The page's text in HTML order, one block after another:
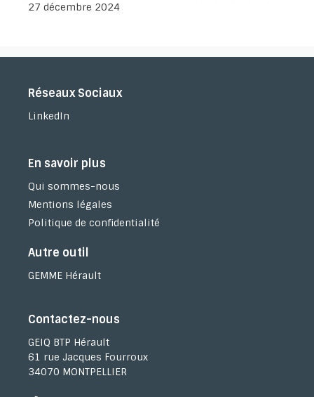
27 décembre 2024
Réseaux Sociaux
LinkedIn
En savoir plus
Qui sommes-nous
Mentions légales
Politique de confidentialité
Autre outil
GEMME Hérault
Contactez-nous
GEIQ BTP Hérault
61 rue Jacques Fourroux
34070 MONTPELLIER